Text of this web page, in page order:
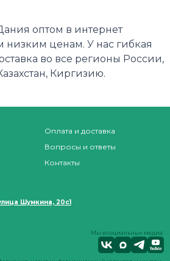
оптом в интернет
низким ценам. У нас гибкая
во все регионы России,
Киргизию.
Оплата и доставка
Вопросы и ответы
Контакты
Шумкина, 20с1
Мы в социальных медиа: